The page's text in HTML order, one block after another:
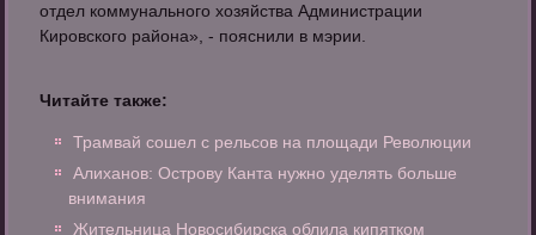
отдел коммунального хозяйства Администрации
Кировского района», - пояснили в мэрии.
Читайте также:
Трамвай сошел с рельсов на площади Революции
Алиханов: Острову Канта нужно уделять больше
внимания
Жительница Новосибирска облила кипятком